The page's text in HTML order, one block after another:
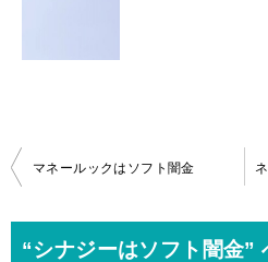
投
マネールックはソフト闇金
“シナジーはソフト闇金”